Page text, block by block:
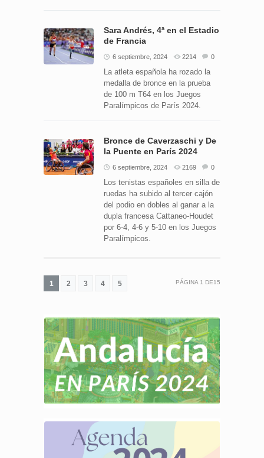
Sara Andrés, 4ª en el Estadio
de Francia
6 septiembre, 2024 2214 0
La atleta española ha rozado la
medalla de bronce en la prueba
de 100 m T64 en los Juegos
Paralímpicos de París 2024.
Bronce de Caverzaschi y De
la Puente en París 2024
6 septiembre, 2024 2169 0
Los tenistas españoles en silla de
ruedas ha subido al tercer cajón
del podio en dobles al ganar a la
dupla francesa Cattaneo-Houdet
por 6-4, 4-6 y 5-10 en los Juegos
Paralímpicos.
1 2 3 4 5 PÁGINA 1 DE15